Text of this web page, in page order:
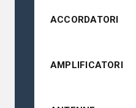
ACCORDATORI
AMPLIFICATORI